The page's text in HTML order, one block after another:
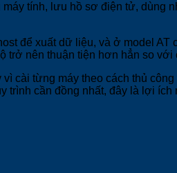
tính, lưu hồ sơ điện tử, dùng
để xuất dữ liệu, và ở model AT
trở nên thuận tiện hơn hẳn so với
cài từng máy theo cách thủ công
trình cần đồng nhất, đây là lợi ích